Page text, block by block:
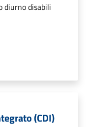
diurno disabili
(CDI)